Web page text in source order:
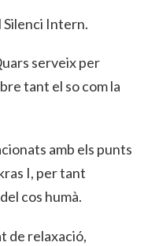
Silenci Intern.
serveix per
tant el so com la
amb els punts
I, per tant
cos humà.
de relaxació,